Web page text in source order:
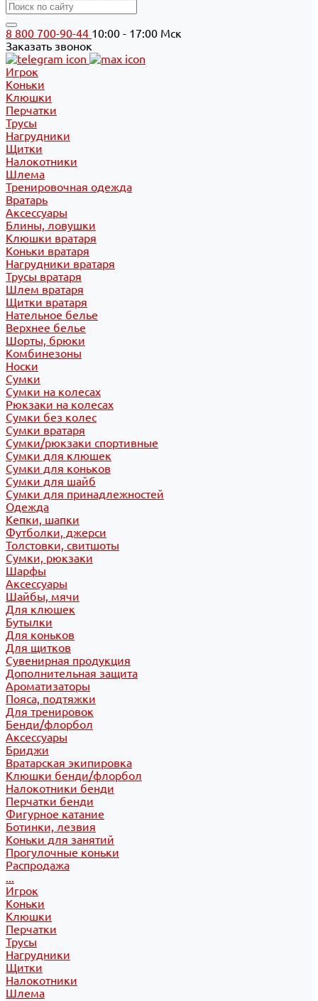
8 800 700-90-44 10:00 - 17:00 Мск
Заказать звонок
Игрок
Коньки
Клюшки
Перчатки
Трусы
Нагрудники
Щитки
Налокотники
Шлема
Тренировочная одежда
Вратарь
Аксессуары
Блины, ловушки
Клюшки вратаря
Коньки вратаря
Нагрудники вратаря
Трусы вратаря
Шлем вратаря
Щитки вратаря
Нательное белье
Верхнее белье
Шорты, брюки
Комбинезоны
Носки
Сумки
Сумки на колесах
Рюкзаки на колесах
Сумки без колес
Сумки вратаря
Сумки/рюкзаки спортивные
Сумки для клюшек
Сумки для коньков
Сумки для шайб
Сумки для принадлежностей
Одежда
Кепки, шапки
Футболки, джерси
Толстовки, свитшоты
Сумки, рюкзаки
Шарфы
Аксессуары
Шайбы, мячи
Для клюшек
Бутылки
Для коньков
Для щитков
Сувенирная продукция
Дополнительная защита
Ароматизаторы
Пояса, подтяжки
Для тренировок
Бенди/флорбол
Аксессуары
Бриджи
Вратарская экипировка
Клюшки бенди/флорбол
Налокотники бенди
Перчатки бенди
Фигурное катание
Ботинки, лезвия
Коньки для занятий
Прогулочные коньки
Распродажа
...
Игрок
Коньки
Клюшки
Перчатки
Трусы
Нагрудники
Щитки
Налокотники
Шлема